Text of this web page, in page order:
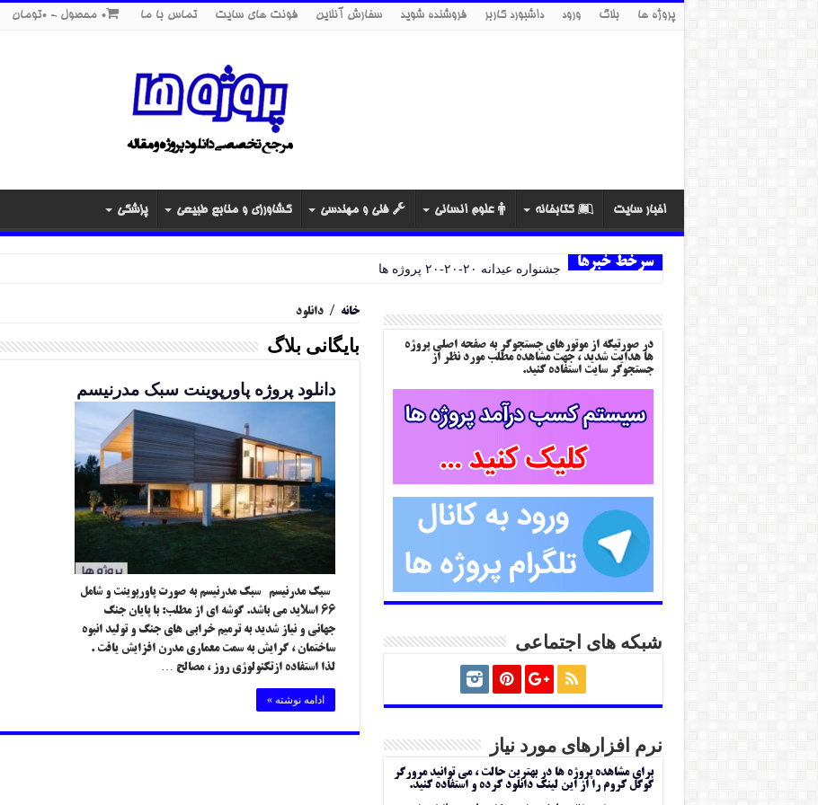
پروژه ها بلاگ ورود داشبورد کاربر فروشنده شوید سفارش آنلاین فونت های سایت تماس با ما 0 محصول 0تومان
اخبار سایت کتابخانه علوم انسانی فنی و مهندسی کشاورزی و منابع طبیعی پزشکی
سرخط خبرها جشنواره عیدانه ۲۰-۲۰-۲۰ پروژه ها
خانه / دانلود
بایگانی بلاگ
دانلود پروژه پاورپوینت سبک مدرنیسم
سبک مدرنیسم سبک مدرنیسم به صورت پاورپوینت و شامل
۶۶ اسلاید می باشد. گوشه ای از مطلب: با پایان جنگ
جهانی و نیاز شدید به ترمیم خرابی های جنگ و تولید انبوه
ساختمان ، گرایش به سمت معماری مدرن افزایش یافت .
لذا استفاده ازتکنولوژی روز ، مصالح …
ادامه نوشته »
در صورتیکه از موتورهای جستجوگر به صفحه اصلی پروژه
ها هدایت شدید ، جهت مشاهده مطلب مورد نظر از
جستجوگر سایت استفاده کنید.
شبکه های اجتماعی
نرم افزارهای مورد نیاز
برای مشاهده پروژه ها در بهترین حالت ، می توانید مرورگر
گوگل کروم را از این لینک دانلود کرده و استفاده کنید.